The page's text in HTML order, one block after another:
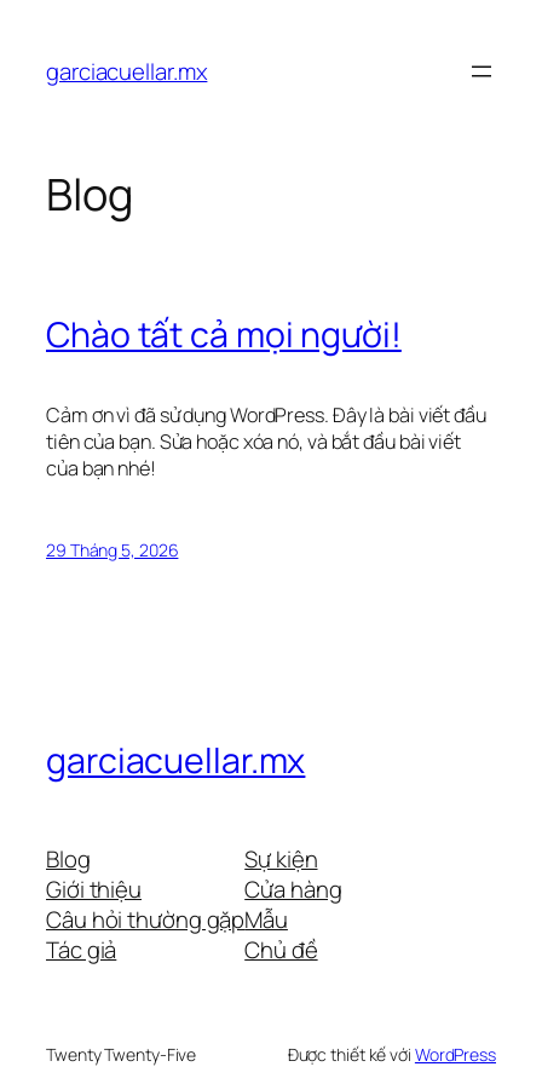
phầngarciacuellar.mx
Blog
Chào tất cả mọi người!
Cảm ơn vì đã sử dụng WordPress. Đây là bài viết đầu
tiên của bạn. Sửa hoặc xóa nó, và bắt đầu bài viết
của bạn nhé!
29 Tháng 5, 2026
garciacuellar.mx
Blog
Giới thiệu
Câu hỏi thường gặp
Tác giả
Sự kiện
Cửa hàng
Mẫu
Chủ đề
Twenty Twenty-Five Được thiết kế với WordPress